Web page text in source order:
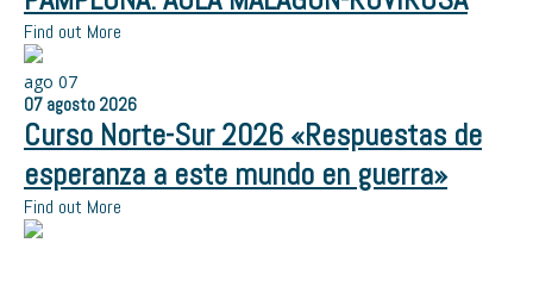
Find out More
ago 07
07 agosto 2026
Curso Norte-Sur 2026 «Respuestas de
esperanza a este mundo en guerra»
Find out More